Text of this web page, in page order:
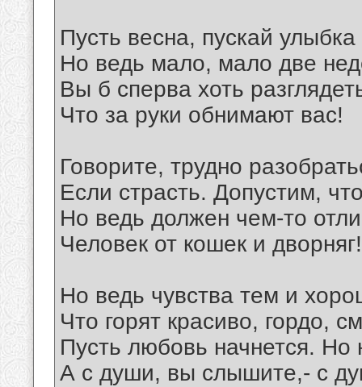
Пусть весна, пускай улыбка
Но ведь мало, мало две
Вы б сперва хоть
Что за руки обнимают вас!
Говорите, трудно
Если страсть. Допустим,
Но ведь должен чем-то
Человек от кошек и дворняг!
Но ведь чувства тем и
Что горят красиво, гордо,
Пусть любовь начнется. Но
А с души, вы слышите,- с